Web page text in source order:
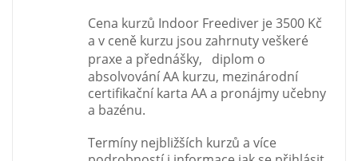
Cena kurzů Indoor Freediver je 3500 Kč
a v ceně kurzu jsou zahrnutyveškeré
praxe a přednášky,
diplom o
absolvování AA kurzu, mezinárodní
certifikační karta AA a pronájmy učebny
a bazénu.
Termíny nejbližších kurzů a více